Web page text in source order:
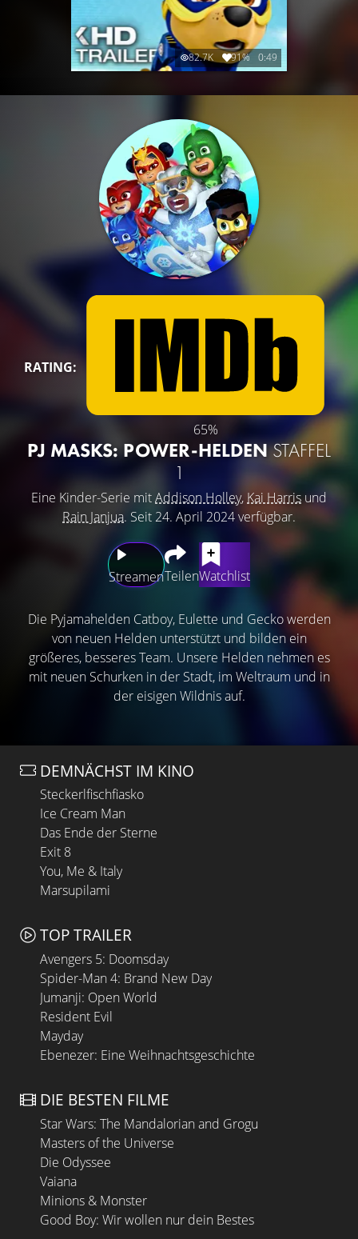
82.7K 91% 0:49
RATING:
65%
PJ MASKS: POWER-HELDENSTAFFEL
1
Eine Kinder-Serie mitAddison Holley, Kai Harrisund
Rain Janjua. Seit 24. April 2024 verfügbar.
StreamenTeilenWatchlist
Die Pyjamahelden Catboy, Eulette und Gecko werden
von neuen Helden unterstützt und bilden ein
größeres, besseres Team. Unsere Helden nehmen es
mit neuen Schurken in der Stadt, im Weltraum und in
der eisigen Wildnis auf.
DEMNÄCHST IM KINO
Steckerlfischfiasko
Ice Cream Man
Das Ende der Sterne
Exit 8
You, Me & Italy
Marsupilami
TOP TRAILER
Avengers 5: Doomsday
Spider-Man 4: Brand New Day
Jumanji: Open World
Resident Evil
Mayday
Ebenezer: Eine Weihnachtsgeschichte
DIE BESTEN FILME
Star Wars: The Mandalorian and Grogu
Masters of the Universe
Die Odyssee
Vaiana
Minions & Monster
Good Boy: Wir wollen nur dein Bestes